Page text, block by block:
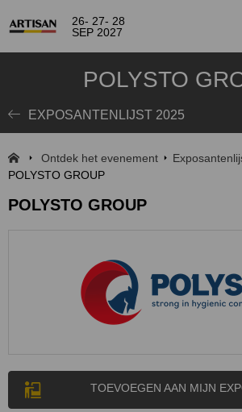
26- 27- 28
SEP 2027
POLYSTO
EXPOSANTENLIJST 2025
Ontdek het evenement
POLYSTO GROUP
POLYSTO GROUP
TOEVOEGEN AAN MIJN